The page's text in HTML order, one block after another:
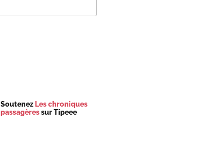
Soutenez Les chroniques
passagèressur Tipeee